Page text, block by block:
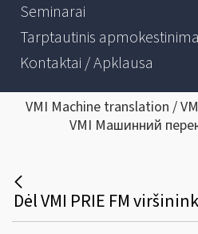
Seminarai
Tarptautinis
Kontaktai / Apklausa
VMI Machine translation /
VMI Машинний